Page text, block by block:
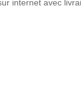
internet avec